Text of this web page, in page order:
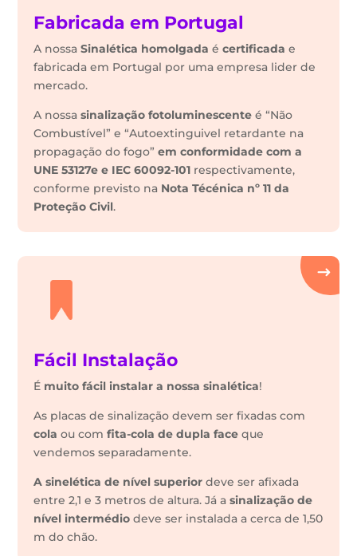
Fabricada em Portugal
A nossaSinalética homolgada écertificada e
fabricada em Portugal por uma empresa lider de
mercado.
A nossasinalização fotoluminescente é “Não
Combustível” e “Autoextinguivel retardante na
propagação do fogo”em conformidade com a
UNE 53127e e IEC 60092-101 respectivamente,
conforme previsto na Nota Técénica nº 11 da
Proteção Civil.
Fácil Instalação
É muito fácil instalar a nossa sinalética!
As placas de sinalização devem ser fixadas com
cola ou comfita-cola de dupla face que
vendemos separadamente.
A sinelética de nível superior deve ser afixada
entre 2,1 e 3 metros de altura. Já asinalização de
nível intermédiodeve ser instalada a cerca de 1,50
m do chão.